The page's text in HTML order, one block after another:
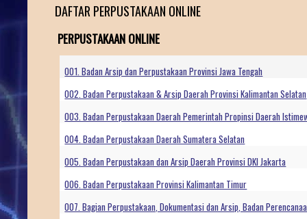
DAFTAR PERPUSTAKAAN ONLINE
PERPUSTAKAAN ONLINE
001. Badan Arsip dan Perpustakaan Provinsi Jawa Tengah
002. Badan Perpustakaan & Arsip Daerah Provinsi Kalimantan Selatan
003. Badan Perpustakaan Daerah Pemerintah Propinsi Daerah
004. Badan Perpustakaan Daerah Sumatera Selatan
005. Badan Perpustakaan dan Arsip Daerah Provinsi DKI Jakarta
006. Badan Perpustakaan Provinsi Kalimantan Timur
007. Bagian Perpustakaan, Dokumentasi dan Arsip, Badan